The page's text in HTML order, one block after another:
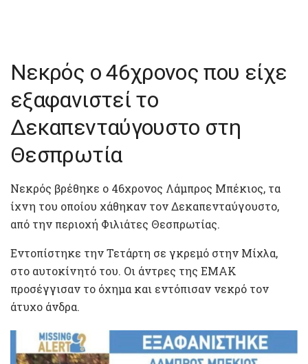
Νεκρός ο 46χρονος που είχε
εξαφανιστεί το
Δεκαπενταύγουστο στη
Θεσπρωτία
Νεκρός βρέθηκε ο 46χρονος Λάμπρος Μπέκιος, τα
ίχνη του οποίου χάθηκαν τον Δεκαπενταύγουστο,
από την περιοχή Φιλιάτες Θεσπρωτίας.
Εντοπίστηκε την Τετάρτη σε γκρεμό στην Μίχλα,
στο αυτοκίνητό του. Οι άντρες της ΕΜΑΚ
προσέγγισαν το όχημα και εντόπισαν νεκρό τον
άτυχο άνδρα.